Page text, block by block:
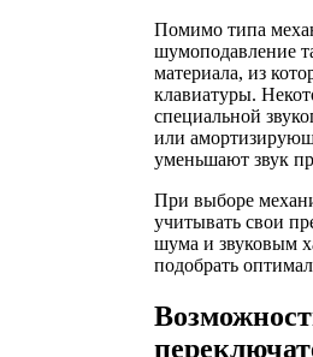
Помимо типа
шумоподавление
материала, из
клавиатуры.
специальной
или
уменьшают звук
При выборе
учитывать свои
шума и звуковым
подобрать